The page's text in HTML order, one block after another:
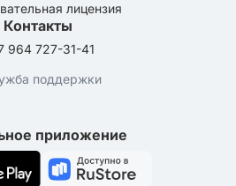
лицензия
Контакты
964 727-31-41
поддержки
приложение